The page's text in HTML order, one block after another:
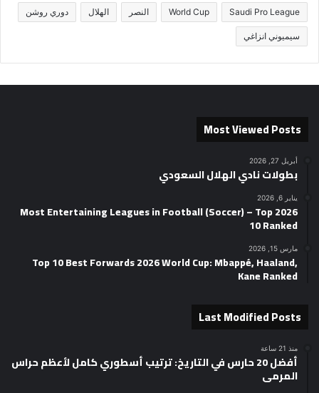
Saudi Pro League
World Cup النصر الهلال دوري روشن
سيميوني انزاغي
Most Viewed Posts
أبريل 27, 2026
بطولات نادي الهلال السعودي
يناير 6, 2026
2026 Most Entertaining Leagues in Football (Soccer) – Top
10 Ranked
مارس 15, 2026
Top 10 Best Forwards 2026 World Cup: Mbappé, Haaland,
Kane Ranked
Last Modified Posts
منذ 21 ساعة
أفضل 20 حارس في التاريخ: ترتيب أسطوري كامل لأعظم حراس
المرمى